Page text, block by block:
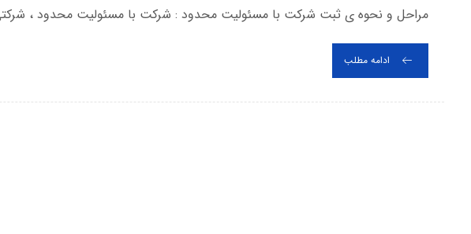
مراحل و نحوه ی ثبت شرکت با مسئولیت محدود : شرکت با مسئولیت محدود ،
ادامه مطلب